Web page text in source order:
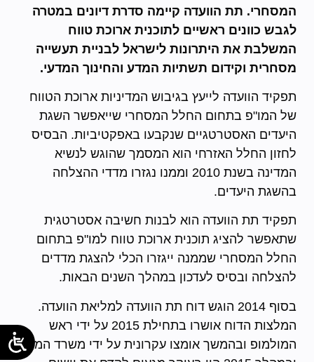
המסחרי. תת הוועדה קיימה סדרת דיונים במטרה
לגבש כוונים ראשיים לתוכנית ארוכת טווח
המשלבת את היתרונות לישראל לבניית תעשייה
מסחרית וקידום תשתיות המדע והחינוך המדעי.
תפקיד הוועדה לייעץ בגיבוש המדיניות ארוכת הטווח
של המו"פ בתחום החלל המסחרי שייאפשר השגת
היעדים האסטרטגיים שנקבעו באפקטיביות. הבסיס
לחזון החלל האזרחי הוא המסמך שהוגש לנשיא
המדינה בשנת 2010 וממנו נגזרו מדדי ההצלחה
בהשגת היעדים.
תפקיד תת הוועדה הוא לבנות חשיבה אסטרטגית
שתאפשר להציג תוכנית ארוכת טווח למו"פ בתחום
החלל המסחרי שממנה ייגזרו הכלי להצגת מדדים
להצלחה ובסיס לעדכון במהלך השנים הבאות.
בסוף 2014 הוגש דוח תת הוועדה למליאת הוועדה.
המלצות הדוח אושרו בתחילת 2015 על ידי ראש
המולמופ ובהמשך אומצו עקרונית על ידי משרד המדע